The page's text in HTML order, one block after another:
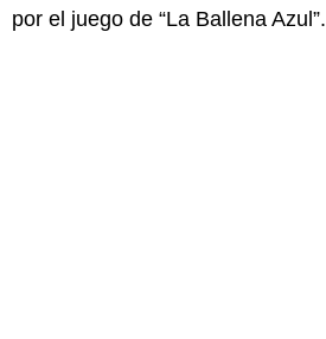
por el juego de “La Ballena Azul”.